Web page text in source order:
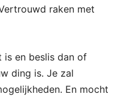
raken met
is en beslis dan of
ding is. Je zal
En mocht